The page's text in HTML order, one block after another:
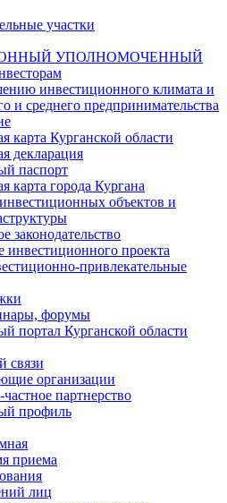
участки
УПОЛНОМОЧЕННЫЙ
инвестиционного климата и
и среднего предпринимательства
карта Курганской области
декларация
паспорт
карта города Кургана
объектов и
законодательство
проекта
привлекательные
форумы
портал Курганской области
связи
организации
партнерство
профиль
приема
лиц